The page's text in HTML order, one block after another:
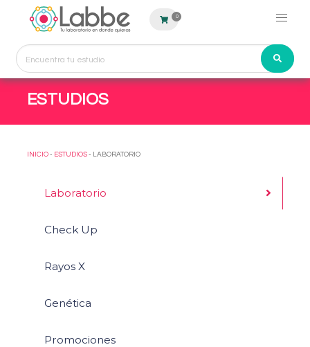
0
ESTUDIOS
INICIO - ESTUDIOS - LABORATORIO
Laboratorio
Check Up
Rayos X
Genética
Promociones